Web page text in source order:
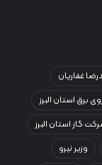
غفاریان
برق استان البرز
گاز استان البرز
وزیر نیرو